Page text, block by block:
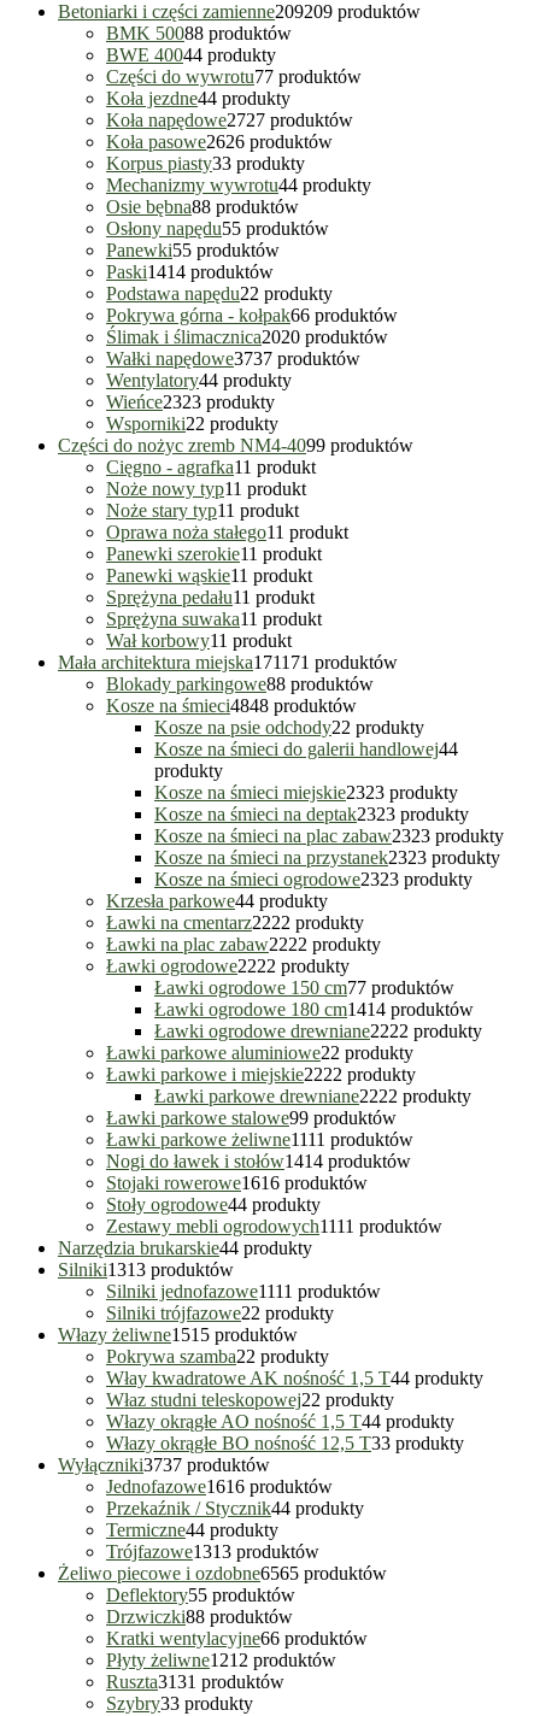
Betoniarki i części zamienne209209 produktów
BMK 50088 produktów
BWE 40044 produkty
Części do wywrotu77 produktów
Koła jezdne44 produkty
Koła napędowe2727 produktów
Koła pasowe2626 produktów
Korpus piasty33 produkty
Mechanizmy wywrotu44 produkty
Osie bębna88 produktów
Osłony napędu55 produktów
Panewki55 produktów
Paski1414 produktów
Podstawa napędu22 produkty
Pokrywa górna - kołpak66 produktów
Ślimak i ślimacznica2020 produktów
Wałki napędowe3737 produktów
Wentylatory44 produkty
Wieńce2323 produkty
Wsporniki22 produkty
Części do nożyc zremb NM4-4099 produktów
Cięgno - agrafka11 produkt
Noże nowy typ11 produkt
Noże stary typ11 produkt
Oprawa noża stałego11 produkt
Panewki szerokie11 produkt
Panewki wąskie11 produkt
Sprężyna pedału11 produkt
Sprężyna suwaka11 produkt
Wał korbowy11 produkt
Mała architektura miejska171171 produktów
Blokady parkingowe88 produktów
Kosze na śmieci4848 produktów
Kosze na psie odchody22 produkty
Kosze na śmieci do galerii handlowej44
produkty
Kosze na śmieci miejskie2323 produkty
Kosze na śmieci na deptak2323 produkty
Kosze na śmieci na plac zabaw2323 produkty
Kosze na śmieci na przystanek2323 produkty
Kosze na śmieci ogrodowe2323 produkty
Krzesła parkowe44 produkty
Ławki na cmentarz2222 produkty
Ławki na plac zabaw2222 produkty
Ławki ogrodowe2222 produkty
Ławki ogrodowe 150 cm77 produktów
Ławki ogrodowe 180 cm1414 produktów
Ławki ogrodowe drewniane2222 produkty
Ławki parkowe aluminiowe22 produkty
Ławki parkowe i miejskie2222 produkty
Ławki parkowe drewniane2222 produkty
Ławki parkowe stalowe99 produktów
Ławki parkowe żeliwne1111 produktów
Nogi do ławek i stołów1414 produktów
Stojaki rowerowe1616 produktów
Stoły ogrodowe44 produkty
Zestawy mebli ogrodowych1111 produktów
Narzędzia brukarskie44 produkty
Silniki1313 produktów
Silniki jednofazowe1111 produktów
Silniki trójfazowe22 produkty
Włazy żeliwne1515 produktów
Pokrywa szamba22 produkty
Włay kwadratowe AK nośność 1,5 T44 produkty
Właz studni teleskopowej22 produkty
Włazy okrągłe AO nośność 1,5 T44 produkty
Włazy okrągłe BO nośność 12,5 T33 produkty
Wyłączniki3737 produktów
Jednofazowe1616 produktów
Przekaźnik / Stycznik44 produkty
Termiczne44 produkty
Trójfazowe1313 produktów
Żeliwo piecowe i ozdobne6565 produktów
Deflektory55 produktów
Drzwiczki88 produktów
Kratki wentylacyjne66 produktów
Płyty żeliwne1212 produktów
Ruszta3131 produktów
Szybry33 produkty